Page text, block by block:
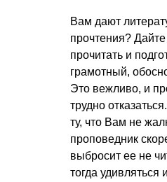
Вам дают
прочтения?
прочитать и
грамотный,
Это вежливо, и
трудно
ту, что Вам не
проповедник
выбросит ее не
тогда удивляться